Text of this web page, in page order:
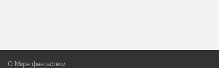
О Мире фантастики